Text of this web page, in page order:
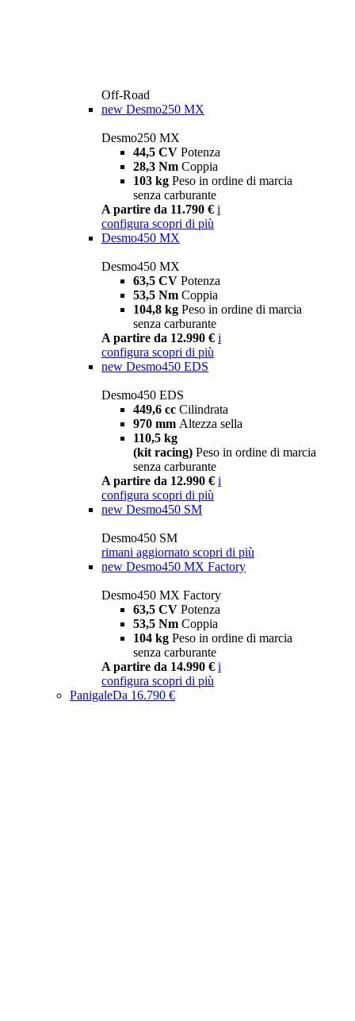
Off-Road
new Desmo250 MX
Desmo250 MX
44,5 CV Potenza
28,3 Nm Coppia
103 kg Peso in ordine di marcia
senza carburante
A partire da 11.790 € i
configura scopri di più
Desmo450 MX
Desmo450 MX
63,5 CV Potenza
53,5 Nm Coppia
104,8 kg Peso in ordine di marcia
senza carburante
A partire da 12.990 € i
configura scopri di più
new Desmo450 EDS
Desmo450 EDS
449,6 cc Cilindrata
970 mm Altezza sella
110,5 kg
(kit racing) Peso in ordine di marcia
senza carburante
A partire da 12.990 € i
configura scopri di più
new Desmo450 SM
Desmo450 SM
rimani aggiornato scopri di più
new Desmo450 MX Factory
Desmo450 MX Factory
63,5 CV Potenza
53,5 Nm Coppia
104 kg Peso in ordine di marcia
senza carburante
A partire da 14.990 € i
configura scopri di più
PanigaleDa 16.790 €